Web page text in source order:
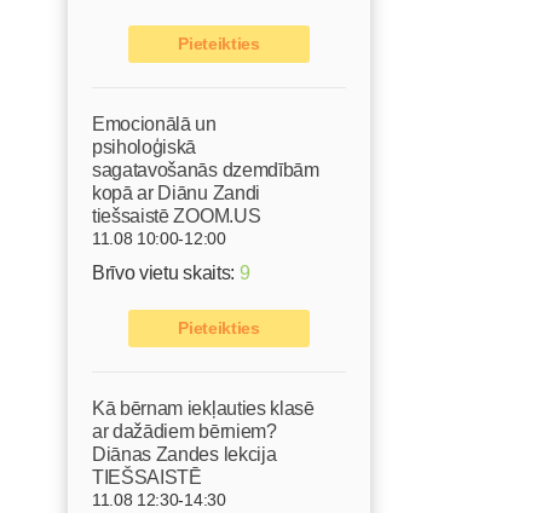
Pieteikties
Emocionālā un
psiholoģiskā
sagatavošanās dzemdībām
kopā ar Diānu Zandi
tiešsaistē ZOOM.US
11.08 10:00-12:00
Brīvo vietu skaits: 9
Pieteikties
Kā bērnam iekļauties klasē
ar dažādiem bērniem?
Diānas Zandes lekcija
TIEŠSAISTĒ
11.08 12:30-14:30